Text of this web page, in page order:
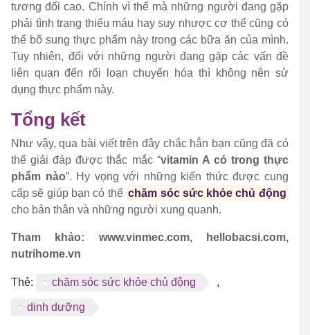
tương đối cao. Chính vì thế mà những người đang gặp
phải tình trạng thiếu máu hay suy nhược cơ thể cũng có
thể bổ sung thực phẩm này trong các bữa ăn của mình.
Tuy nhiên, đối với những người đang gặp các vấn đề
liên quan đến rối loạn chuyển hóa thì không nên sử
dụng thực phẩm này.
Tổng kết
Như vậy, qua bài viết trên đây chắc hẳn bạn cũng đã có
thể giải đáp được thắc mắc “vitamin A có trong thực
phẩm nào”. Hy vọng với những kiến thức được cung
cấp sẽ giúp bạn có thể chăm sóc sức khỏe chủ động
cho bản thân và những người xung quanh.
Tham khảo: www.vinmec.com, hellobacsi.com,
nutrihome.vn
Thẻ: chăm sóc sức khỏe chủ động ,
dinh dưỡng